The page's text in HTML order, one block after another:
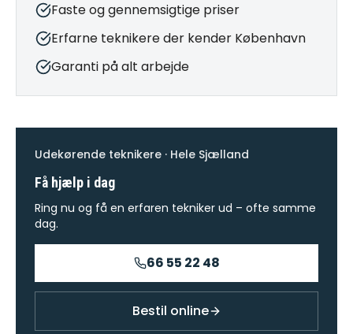
Faste og gennemsigtige priser
Erfarne teknikere der kender København
Garanti på alt arbejde
Udekørende teknikere · Hele Sjælland
Få hjælp i dag
Ring nu og få en erfaren tekniker ud – ofte samme
dag.
66 55 22 48
Bestil online